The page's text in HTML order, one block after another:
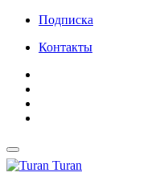
Подписка
Контакты
Turan